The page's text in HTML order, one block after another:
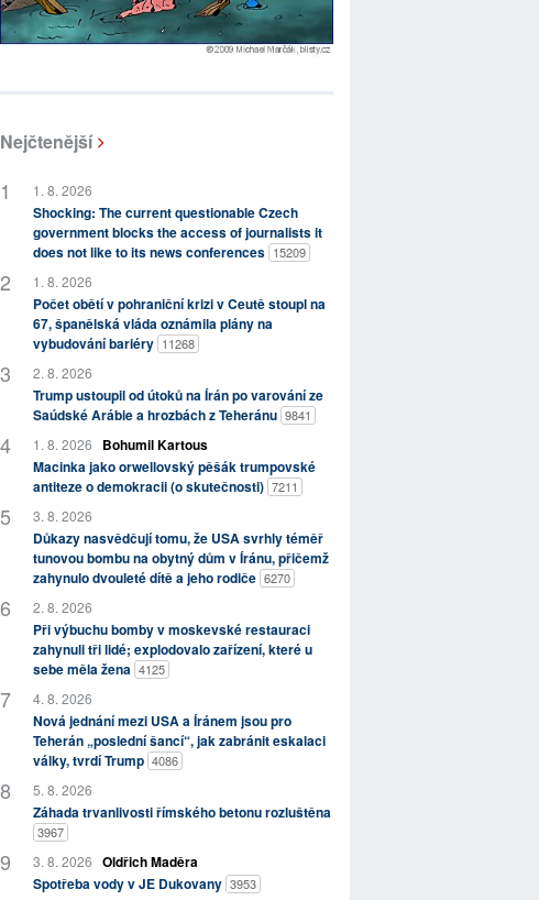
Nejčtenější
1. 8. 2026
Shocking: The current questionable Czech
government blocks the access of journalists it
does not like to its news conferences 15209
1. 8. 2026
Počet obětí v pohraniční krizi v Ceutě stoupl na
67, španělská vláda oznámila plány na
vybudování bariéry 11268
2. 8. 2026
Trump ustoupil od útoků na Írán po varování ze
Saúdské Arábie a hrozbách z Teheránu 9841
1. 8. 2026
Bohumil Kartous
Macinka jako orwellovský pěšák trumpovské
antiteze o demokracii (o skutečnosti) 7211
3. 8. 2026
Důkazy nasvědčují tomu, že USA svrhly téměř
tunovou bombu na obytný dům v Íránu, přičemž
zahynulo dvouleté dítě a jeho rodiče 6270
2. 8. 2026
Při výbuchu bomby v moskevské restauraci
zahynuli tři lidé; explodovalo zařízení, které u
sebe měla žena 4125
4. 8. 2026
Nová jednání mezi USA a Íránem jsou pro
Teherán „poslední šancí“, jak zabránit eskalaci
války, tvrdí Trump 4086
5. 8. 2026
Záhada trvanlivosti římského betonu rozluštěna
3967
3. 8. 2026 Oldřich Maděra
Spotřeba vody v JE Dukovany 3953